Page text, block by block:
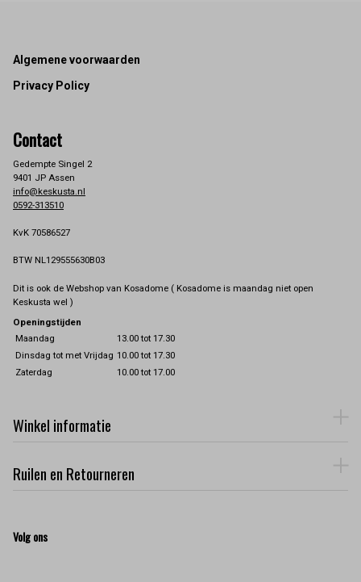
Footer
Algemene voorwaarden
Privacy Policy
Contact
Gedempte Singel 2
9401 JP Assen
info@keskusta.nl
0592-313510
KvK 70586527
BTW NL129555630B03
Dit is ook de Webshop van Kosadome ( Kosadome is maandag niet open
Keskusta wel )
Openingstijden
Maandag
13.00 tot 17.30
Dinsdag tot met Vrijdag 10.00 tot 17.30
Zaterdag
10.00 tot 17.00
Winkel informatie
Ruilen en Retourneren
Volg ons